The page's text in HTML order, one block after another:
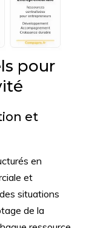
pour
et
en
et
situations
de la